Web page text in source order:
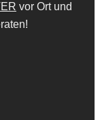
vor Ort und